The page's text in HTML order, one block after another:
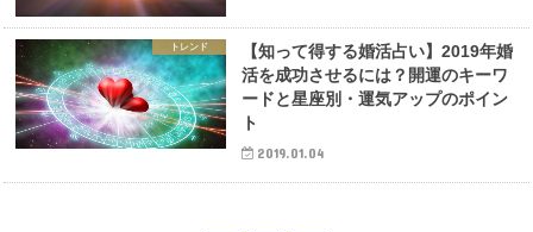
トレンド
【知って得する婚活占い】2019年婚
活を成功させるには？開運のキーワ
ードと星座別・運気アップのポイン
ト
2019.01.04